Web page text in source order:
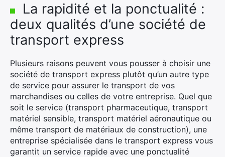
La rapidité et la ponctualité :
deux qualités d’une société de
transport express
Plusieurs raisons peuvent vous pousser à choisir une
société de transport express plutôt qu’un autre type
de service pour assurer le transport de vos
marchandises ou celles de votre entreprise. Quel que
soit le service (transport pharmaceutique, transport
matériel sensible, transport matériel aéronautique ou
même transport de matériaux de construction), une
entreprise spécialisée dans le transport express vous
garantit un service rapide avec une ponctualité